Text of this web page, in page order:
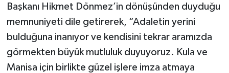
Başkanı Hikmet Dönmez’in dönüşünden duyduğu
memnuniyeti dile getirerek, “Adaletin yerini
bulduğuna inanıyor ve kendisini tekrar aramızda
görmekten büyük mutluluk duyuyoruz. Kula ve
Manisa için birlikte güzel işlere imza atmaya